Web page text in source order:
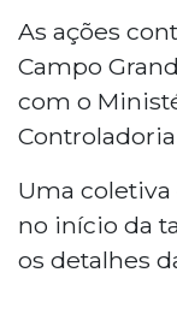
As ações
Campo
com o
Uma
no início da
os detalhes